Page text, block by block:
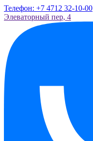
Телефон: +7 4712 32-10-00
Элеваторный пер, 4